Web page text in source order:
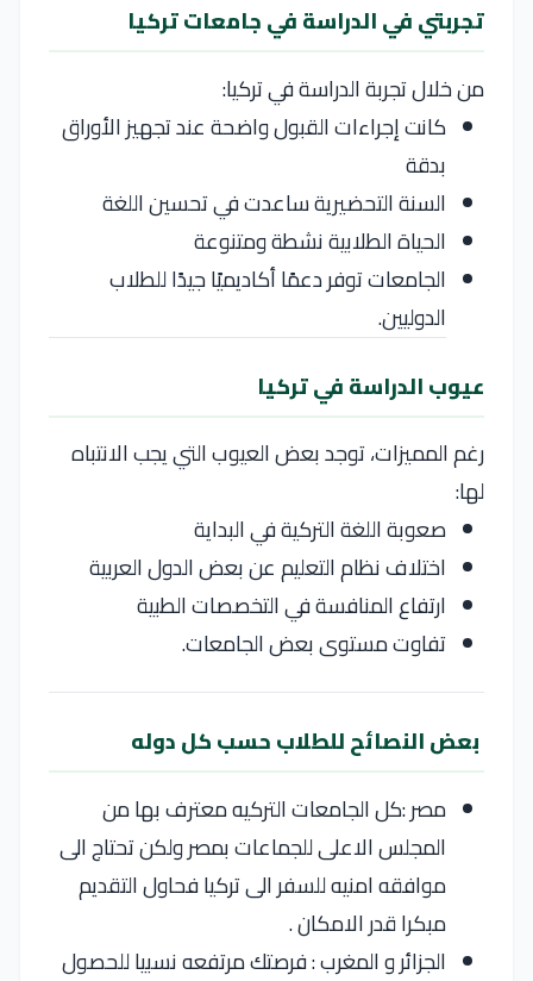
تجربتي في الدراسة في جامعات تركيا
من خلال تجربة الدراسة في تركيا:
كانت إجراءات القبول واضحة عند تجهيز الأوراق
بدقة
السنة التحضيرية ساعدت في تحسين اللغة
الحياة الطلابية نشطة ومتنوعة
الجامعات توفر دعمًا أكاديميًا جيدًا للطلاب
الدوليين.
عيوب الدراسة في تركيا
رغم المميزات، توجد بعض العيوب التي يجب الانتباه
لها:
صعوبة اللغة التركية في البداية
اختلاف نظام التعليم عن بعض الدول العربية
ارتفاع المنافسة في التخصصات الطبية
تفاوت مستوى بعض الجامعات.
بعض النصائح للطلاب حسب كل دوله
مصر :كل الجامعات التركيه معترف بها من
المجلس الاعلى للجماعات بمصر ولكن تحتاج الى
موافقه امنيه للسفر الى تركيا فحاول التقديم
مبكرا قدر الامكان .
الجزائر و المغرب : فرصتك مرتفعه نسبيا للحصول